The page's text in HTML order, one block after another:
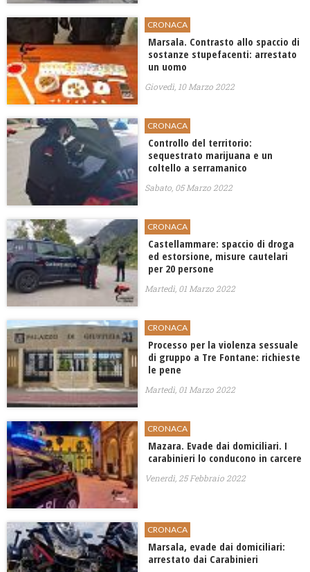
CRONACA
Marsala. Contrasto allo spaccio di
sostanze stupefacenti: arrestato
un uomo
Giovedì, 10 Marzo 2022
CRONACA
Controllo del territorio:
sequestrato marijuana e un
coltello a serramanico
Sabato, 05 Marzo 2022
CRONACA
Castellammare: spaccio di droga
ed estorsione, misure cautelari
per 20 persone
Martedì, 01 Marzo 2022
CRONACA
Processo per la violenza sessuale
di gruppo a Tre Fontane: richieste
le pene
Martedì, 01 Marzo 2022
CRONACA
Mazara. Evade dai domiciliari. I
carabinieri lo conducono in carcere
Venerdì, 25 Febbraio 2022
CRONACA
Marsala, evade dai domiciliari:
arrestato dai Carabinieri